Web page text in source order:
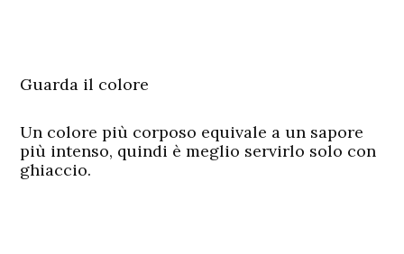
Guarda il colore
Un colore più corposo equivale a un sapore
più intenso, quindi è meglio servirlo solo con
ghiaccio.